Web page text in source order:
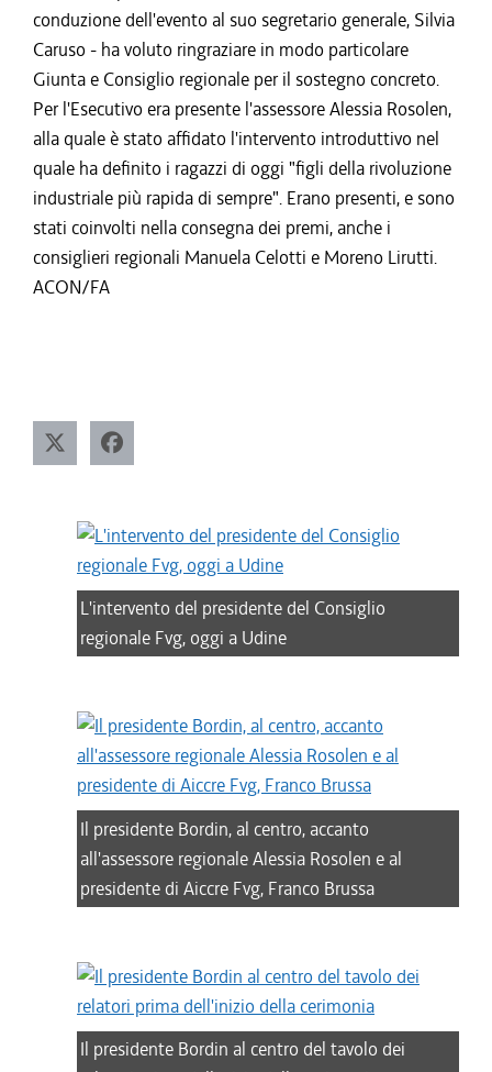
conduzione dell'evento al suo segretario generale, Silvia
Caruso - ha voluto ringraziare in modo particolare
Giunta e Consiglio regionale per il sostegno concreto.
Per l'Esecutivo era presente l'assessore Alessia Rosolen,
alla quale è stato affidato l'intervento introduttivo nel
quale ha definito i ragazzi di oggi "figli della rivoluzione
industriale più rapida di sempre". Erano presenti, e sono
stati coinvolti nella consegna dei premi, anche i
consiglieri regionali Manuela Celotti e Moreno Lirutti.
ACON/FA
L'intervento del presidente del Consiglio
regionale Fvg, oggi a Udine
Il presidente Bordin, al centro, accanto
all'assessore regionale Alessia Rosolen e al
presidente di Aiccre Fvg, Franco Brussa
Il presidente Bordin al centro del tavolo dei